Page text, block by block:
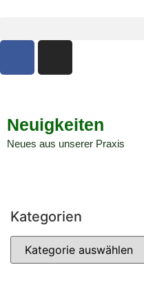
Neuigkeiten
Neues aus unserer Praxis
Kategorien